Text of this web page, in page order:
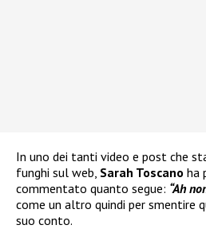
In uno dei tanti video e post che
funghi sul web, Sarah Toscano ha
commentato quanto segue: “Ah
come un altro quindi per smentire
suo conto.